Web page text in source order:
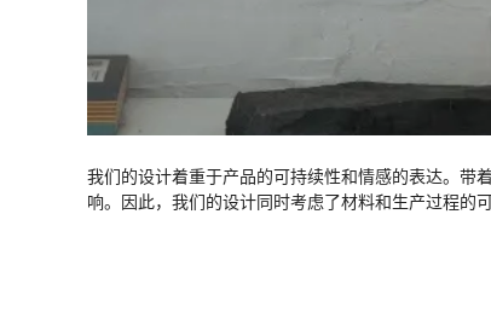
我们的设计着重于产品的可持续性和情感的表达。带
响。因此，我们的设计同时考虑了材料和生产过程的可